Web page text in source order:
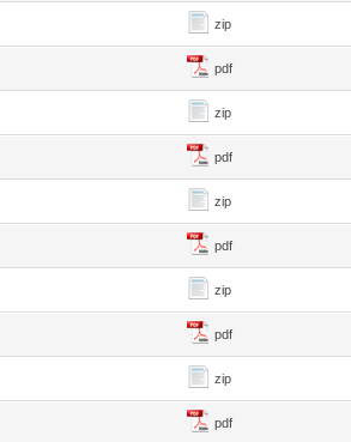
zip
pdf
zip
pdf
zip
pdf
zip
pdf
zip
pdf